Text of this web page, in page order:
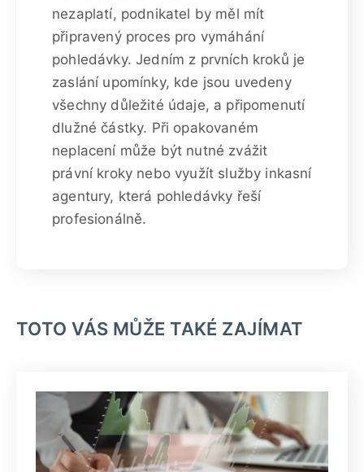
nezaplatí, podnikatel by měl mít
připravený proces pro vymáhání
pohledávky. Jedním z prvních kroků je
zaslání upomínky, kde jsou uvedeny
všechny důležité údaje, a připomenutí
dlužné částky. Při opakovaném
neplacení může být nutné zvážit
právní kroky nebo využít služby inkasní
agentury, která pohledávky řeší
profesionálně.
TOTO VÁS MŮŽE TAKÉ ZAJÍMAT